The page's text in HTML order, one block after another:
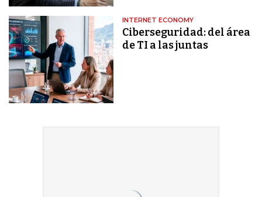
INTERNET ECONOMY
Ciberseguridad: del área
de TI a las juntas